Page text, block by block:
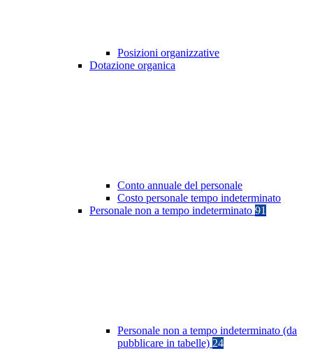
Posizioni organizzative
Dotazione organica
Conto annuale del personale
Costo personale tempo indeterminato
Personale non a tempo indeterminato 91
Personale non a tempo indeterminato (da
pubblicare in tabelle) 24